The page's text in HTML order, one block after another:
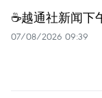
☕️越通社新闻下
07/08/2026 09:39